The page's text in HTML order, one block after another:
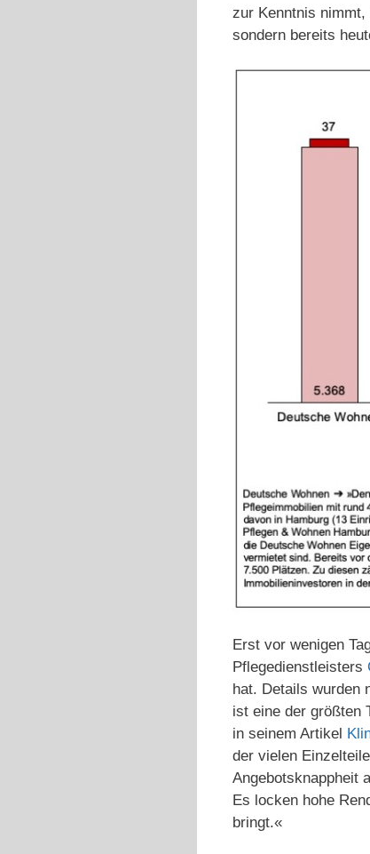
zur Kenntnis
sondern bereits
Erst vor wenigen
Pflegedienstleisters
hat. Details wurden
ist eine der größten
in seinem Artikel
der vielen
Angebotsknappheit
Es locken hohe
bringt.«